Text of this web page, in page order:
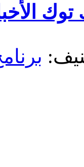
الأخبار -